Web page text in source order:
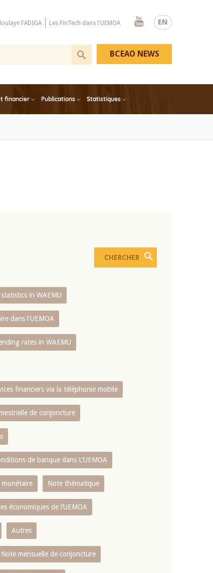
EN
FADIGA Les FinTech dans l'UEMOA
Youtube
financier Publications Statistiques
BCEAO NEWS
in WAEMU
dans l'UEMOA
rates in WAEMU
financiers via la téléphonie mobile
de conjoncture
de banque dans L‘UEMOA
Note thématique
économiques de l‘UEMOA
Autres
Note mensuelle de conjoncture